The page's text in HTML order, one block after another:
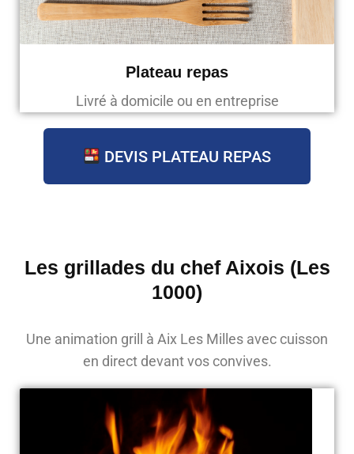
Plateau repas
Livré à domicile ou en entreprise
DEVIS PLATEAU REPAS
Les grillades du chef Aixois (Les
1000)
Une animation grill à Aix Les Milles avec cuisson
en direct devant vos convives.